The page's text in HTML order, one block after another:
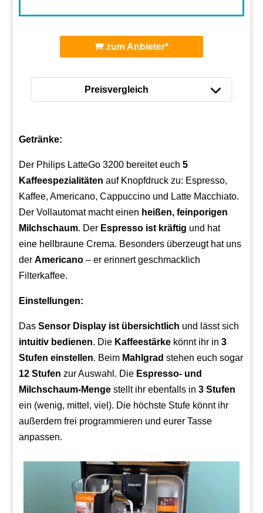
zum Anbieter*
Preisvergleich
Getränke:
Der Philips LatteGo 3200 bereitet euch5
Kaffeespezialitäten auf Knopfdruck zu: Espresso,
Kaffee, Americano, Cappuccino und Latte Macchiato.
Der Vollautomat macht einen heißen, feinporigen
Milchschaum. Der Espresso ist kräftig und hat
eine hellbraune Crema. Besonders überzeugt hat uns
derAmericano– er erinnert geschmacklich
Filterkaffee.
Einstellungen:
DasSensor Display ist übersichtlich und lässt sich
intuitiv bedienen. Die Kaffeestärke könnt ihr in3
Stufen einstellen. Beim Mahlgrad stehen euch sogar
12 Stufen zur Auswahl. Die Espresso- und
Milchschaum-Menge stellt ihr ebenfalls in3 Stufen
ein (wenig, mittel, viel). Die höchste Stufe könnt ihr
außerdem frei programmieren und eurer Tasse
anpassen.